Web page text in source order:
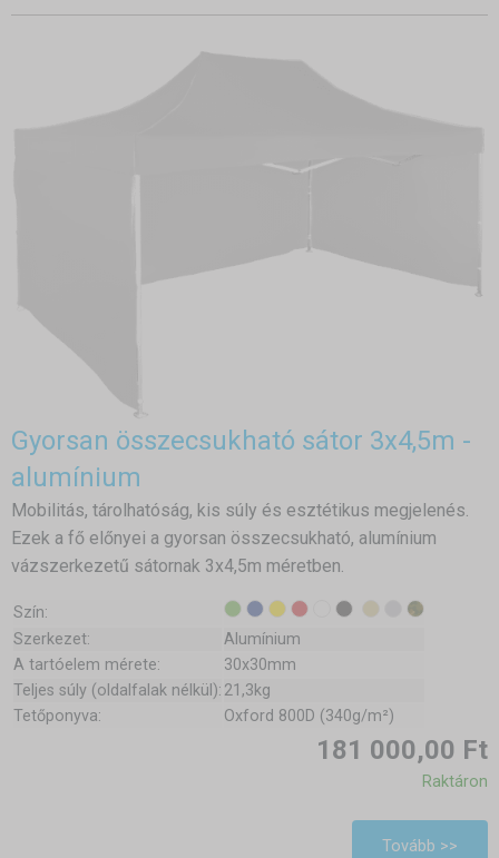
Gyorsan összecsukható sátor 3x4,5m -
alumínium
Mobilitás, tárolhatóság, kis súly és esztétikus megjelenés.
Ezek a fő előnyei a gyorsan összecsukható, alumínium
vázszerkezetű sátornak 3x4,5m méretben.
Szín:
Szerkezet:
Alumínium
A tartóelem mérete:
30x30mm
Teljes súly (oldalfalak nélkül): 21,3kg
Tetőponyva:
Oxford 800D (340g/m²)
181 000,00 Ft
Raktáron
Tovább >>